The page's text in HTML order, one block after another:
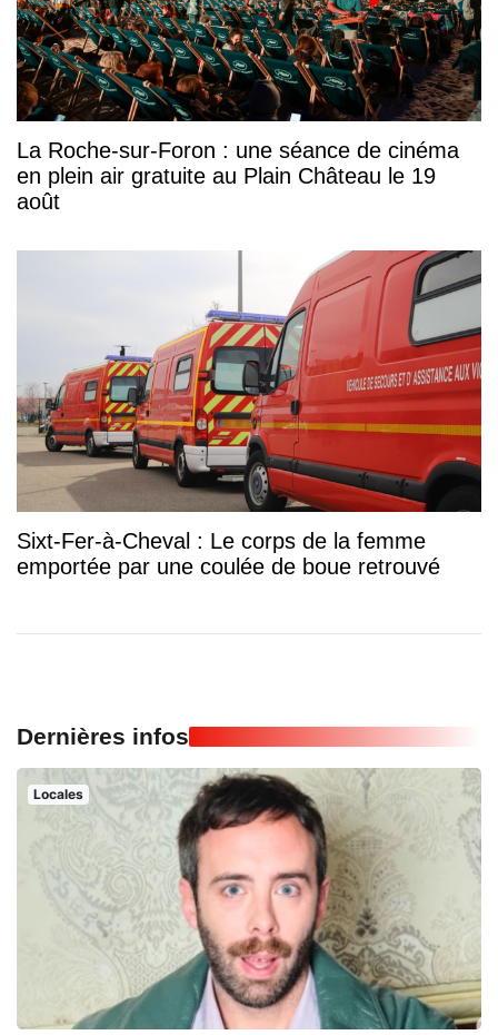
La Roche-sur-Foron : une séance de cinéma
en plein air gratuite au Plain Château le 19
août
Sixt-Fer-à-Cheval : Le corps de la femme
emportée par une coulée de boue retrouvé
Dernières infos
Locales